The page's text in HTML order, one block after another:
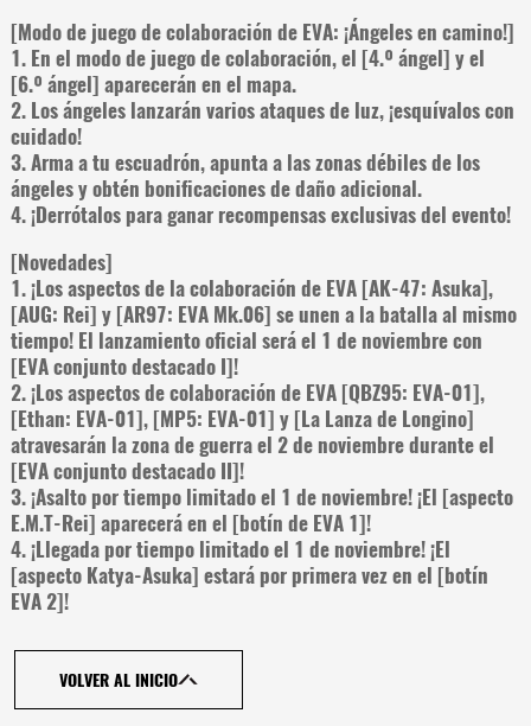
[Modo de juego de colaboración de EVA: ¡Ángeles en camino!]
1. En el modo de juego de colaboración, el [4.º ángel] y el
[6.º ángel] aparecerán en el mapa.
2. Los ángeles lanzarán varios ataques de luz, ¡esquívalos con
cuidado!
3. Arma a tu escuadrón, apunta a las zonas débiles de los
ángeles y obtén bonificaciones de daño adicional.
4. ¡Derrótalos para ganar recompensas exclusivas del evento!
[Novedades]
1. ¡Los aspectos de la colaboración de EVA [AK-47: Asuka],
[AUG: Rei] y [AR97: EVA Mk.06] se unen a la batalla al mismo
tiempo! El lanzamiento oficial será el 1 de noviembre con
[EVA conjunto destacado I]!
2. ¡Los aspectos de colaboración de EVA [QBZ95: EVA-01],
[Ethan: EVA-01], [MP5: EVA-01] y [La Lanza de Longino]
atravesarán la zona de guerra el 2 de noviembre durante el
[EVA conjunto destacado II]!
3. ¡Asalto por tiempo limitado el 1 de noviembre! ¡El [aspecto
E.M.T-Rei] aparecerá en el [botín de EVA 1]!
4. ¡Llegada por tiempo limitado el 1 de noviembre! ¡El
[aspecto Katya-Asuka] estará por primera vez en el [botín
EVA 2]!
VOLVER AL INICIO